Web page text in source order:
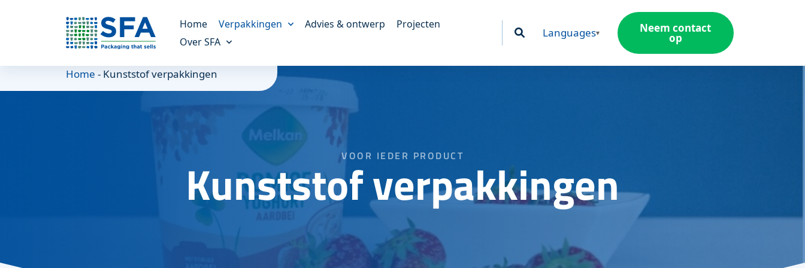
Home Verpakkingen
Kunststof verpakkingen
Altijd de juiste verpakking
Molded fiber verpakkingen
Een duurzaam alternatief
Maatwerk verpakkingen
Voor unieke verpakkingen
Advies & ontwerp
Projecten
Over SFA
Ons verhaal
Duurzaamheid
Alles over duurzaamheid
Languages Neem contact
op
Home - Kunststof verpakkingen
VOOR IEDER PRODUCT
Kunststof verpakkingen